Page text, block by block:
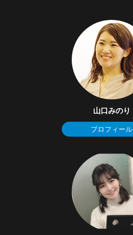
山口みのり
プロフィール